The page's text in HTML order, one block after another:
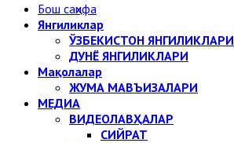
Бош саҳифа
Янгиликлар
ЎЗБЕКИСТОН ЯНГИЛИКЛАРИ
ДУНЁ ЯНГИЛИКЛАРИ
Мақолалар
ЖУМА МАВЪИЗАЛАРИ
МЕДИА
ВИДЕОЛАВҲАЛАР
СИЙРАТ